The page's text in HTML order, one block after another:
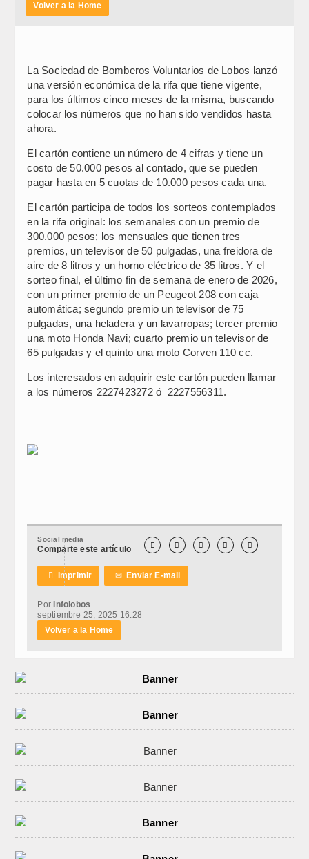
Volver a la Home
La Sociedad de Bomberos Voluntarios de Lobos lanzó
una versión económica de la rifa que tiene vigente,
para los últimos cinco meses de la misma, buscando
colocar los números que no han sido vendidos hasta
ahora.
El cartón contiene un número de 4 cifras y tiene un
costo de 50.000 pesos al contado, que se pueden
pagar hasta en 5 cuotas de 10.000 pesos cada una.
El cartón participa de todos los sorteos contemplados
en la rifa original: los semanales con un premio de
300.000 pesos; los mensuales que tienen tres
premios, un televisor de 50 pulgadas, una freidora de
aire de 8 litros y un horno eléctrico de 35 litros. Y el
sorteo final, el último fin de semana de enero de 2026,
con un primer premio de un Peugeot 208 con caja
automática; segundo premio un televisor de 75
pulgadas, una heladera y un lavarropas; tercer premio
una moto Honda Navi; cuarto premio un televisor de
65 pulgadas y el quinto una moto Corven 110 cc.
Los interesados en adquirir este cartón pueden llamar
a los números 2227423272 ó 2227556311.
Social media
Comparte este artículo     
 Imprimir ✉Enviar E-mail
Por Infolobos
septiembre 25, 2025 16:28
Volver a la Home